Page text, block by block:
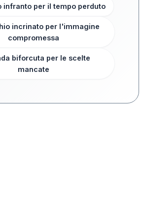
infranto per il tempo perduto
incrinato per l'immagine
compromessa
biforcuta per le scelte
mancate